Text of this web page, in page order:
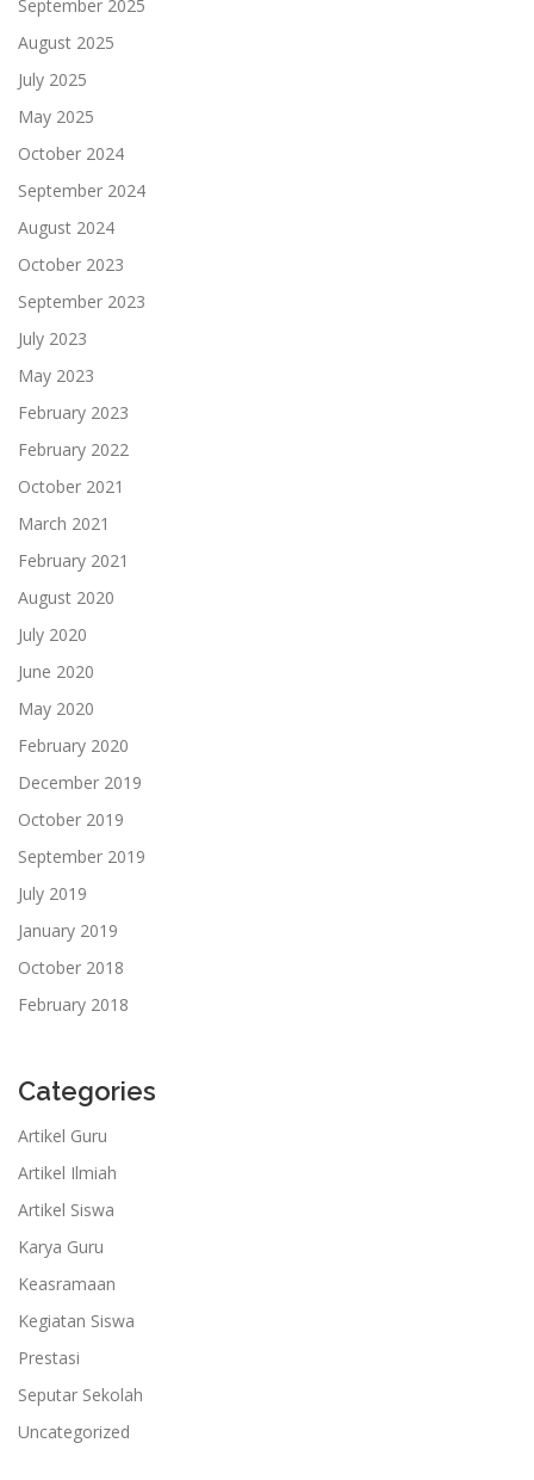
September 2025
August 2025
July 2025
May 2025
October 2024
September 2024
August 2024
October 2023
September 2023
July 2023
May 2023
February 2023
February 2022
October 2021
March 2021
February 2021
August 2020
July 2020
June 2020
May 2020
February 2020
December 2019
October 2019
September 2019
July 2019
January 2019
October 2018
February 2018
Categories
Artikel Guru
Artikel Ilmiah
Artikel Siswa
Karya Guru
Keasramaan
Kegiatan Siswa
Prestasi
Seputar Sekolah
Uncategorized